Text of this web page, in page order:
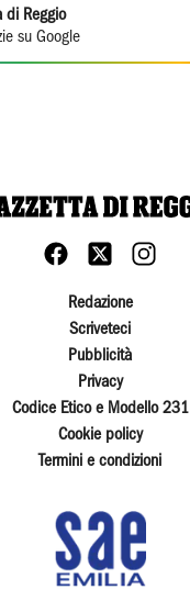
di Reggio
su Google
Redazione
Scriveteci
Pubblicità
Privacy
Codice Etico e Modello 231
Cookie policy
Termini e condizioni